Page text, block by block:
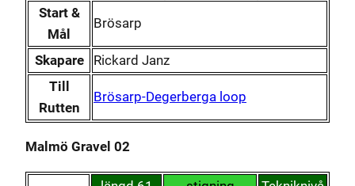
Start &
Mål
Brösarp
Skapare
Rickard Janz
Till
Rutten
Brösarp-Degerberga loop
Malmö Gravel 02